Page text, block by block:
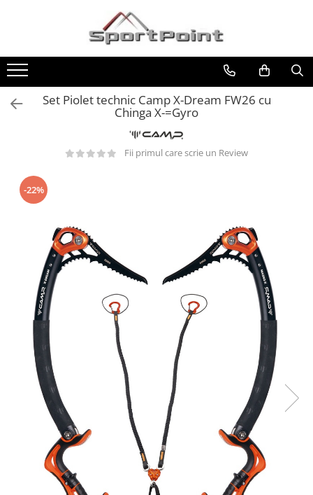
Toate Produsele
ALPINISM
Scripeti
Asigurari
Carabiniere
Nuci si Frienduri
Corzi si Cordeline
Suruburi de gheata
Magneziu
Rucsaci
Slackline
Accesorii
Espadrile
Lopeti de zapada / avalansa
VIA FERRATA
Set Piolet technic Camp X-Dream FW26 cu
Chinga X-=Gyro
Fii primul care scrie un Review
-22%